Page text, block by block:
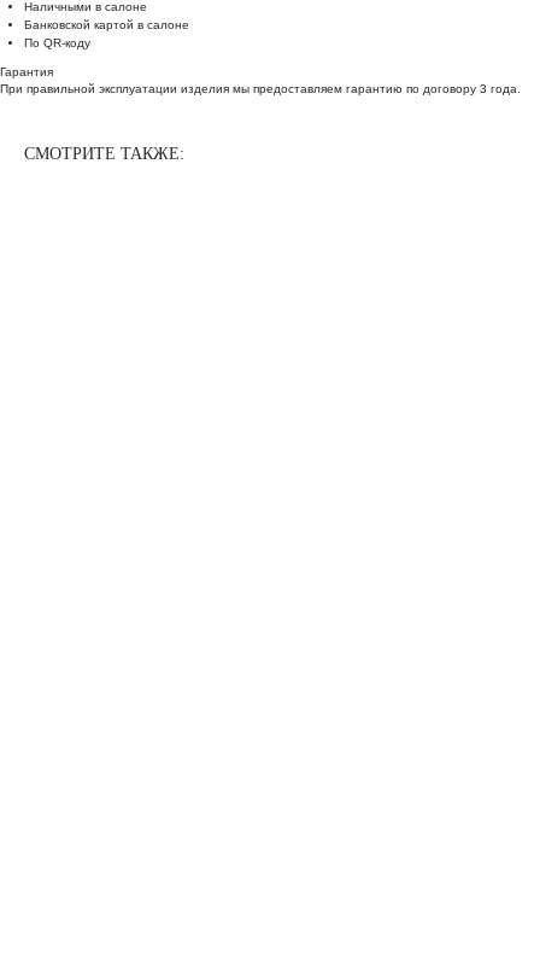
Наличными в салоне
Банковской картой в салоне
По QR-коду
Гарантия
При правильной эксплуатации изделия мы предоставляем гарантию по договору 3 года.
СМОТРИТЕ ТАКЖЕ: